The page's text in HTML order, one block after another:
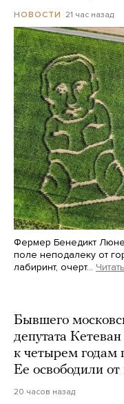
НОВОСТИ 21 час назад
Фермер Бенедикт
поле неподалеку от
лабиринт, очерт…
Бывшего
депутата
к четырем годам
Ее освободили от
20 часов назад